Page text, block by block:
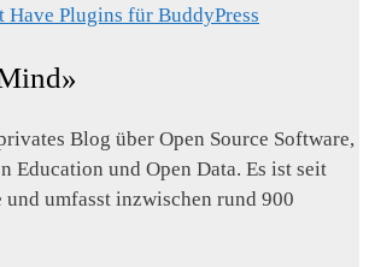
Have Plugins für BuddyPress
Blog über Open Source Software,
Education und Open Data. Es ist seit
umfasst inzwischen rund 900